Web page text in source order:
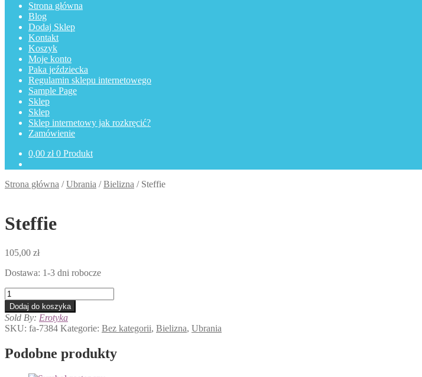
Strona główna
Blog
Dodaj Sklep
Kontakt
Koszyk
Moje konto
Paka jeździecka
Regulamin sklepu internetowego
Sample Page
Sklep
Sklep
Sklep internetowy jak rozkręcić?
Zamówienie
0,00 zł 0 Produkt
Strona główna /Ubrania /Bielizna / Steffie
Steffie
105,00 zł
Dostawa: 1-3 dni robocze
ilość
Steffie
Dodaj do koszyka
Sold By: Erotyka
SKU: fa-7384 Kategorie: Bez kategorii, Bielizna, Ubrania
Podobne produkty